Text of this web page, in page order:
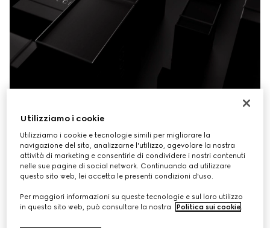
CAMBIO
Utilizziamo i cookie
Utilizziamo i cookie e tecnologie simili per migliorare la
navigazione del sito, analizzarne l'utilizzo, agevolare la nostra
attività di marketing e consentirle di condividere i nostri contenuti
nelle sue pagine di social network. Continuando ad utilizzare
questo sito web, lei accetta le presenti condizioni d'uso.
Per maggiori informazioni su queste tecnologie e sul loro utilizzo
in questo sito web, può consultare la nostra
Politica sui cookie.